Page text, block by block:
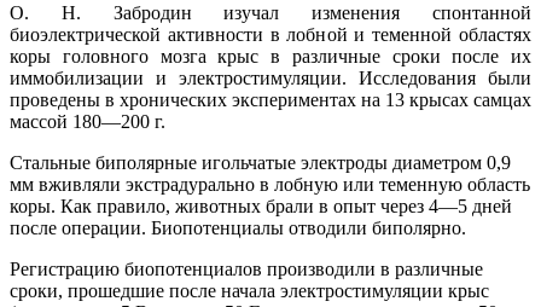
О. Н. Забродин изучал изменения спонтанной
биоэлектрической активности в лобной и теменной областях
коры головного мозга крыс в различные сроки после их
иммобилизации и электростимуляции. Исследования были
проведены в хронических экспериментах на 13 крысах самцах
массой 180—200 г.
Стальные биполярные игольчатые электроды диаметром 0,9
мм вживляли экстрадурально в лобную или теменную область
коры. Как правило, животных брали в опыт через 4—5 дней
после операции. Биопотенциалы отводили биполярно.
Регистрацию биопотенциалов производили в различные
сроки, прошедшие после начала электростимуляции крыс